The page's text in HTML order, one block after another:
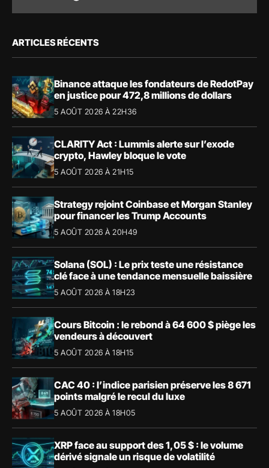
ARTICLES RÉCENTS
Binance attaque les fondateurs de RedotPay
en justice pour 472,8 millions de dollars
5 AOÛT 2026 À 22H36
CLARITY Act : Lummis alerte sur l’exode
crypto, Hawley bloque le vote
5 AOÛT 2026 À 21H15
Strategy rejoint Coinbase et Morgan Stanley
pour financer les Trump Accounts
5 AOÛT 2026 À 20H49
Solana (SOL) : Le prix teste une résistance
clé face à une tendance mensuelle baissière
5 AOÛT 2026 À 18H23
Cours Bitcoin : le rebond à 64 600 $ piège les
vendeurs à découvert
5 AOÛT 2026 À 18H15
CAC 40 : l’indice parisien préserve les 8 671
points malgré le recul du luxe
5 AOÛT 2026 À 18H05
XRP face au support des 1,05 $ : le volume
dérivé signale un risque de volatilité